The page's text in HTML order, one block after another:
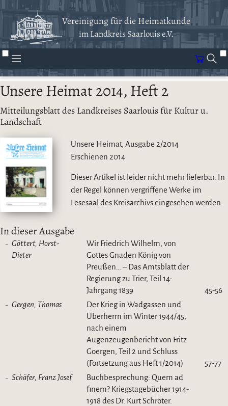
Vereinigung für die Heimatkunde
im Landkreis Saarlouis e.V.
Unsere Heimat 2014, Heft 2
Mitteilungsblatt des Landkreises Saarlouis für Kultur u.
Landschaft
Unsere Heimat, Ausgabe 2/2014
Erschienen 2014
Dieser Artikel ist leider nicht mehr lieferbar. In
der Regel können vergriffene Werke im
Lesesaal des Kreisarchivs eingesehen werden.
In dieser Ausgabe
Göttert, Horst-
Dieter
Wir Friedrich Wilhelm, von
Gottes Gnaden König von
Preußen… – Das Amtsblatt der
Regierung zu Trier, Teil 14:
Jahrgang 1839
45-56
Gergen, Thomas
Der Krieg in Wadgassen und
Überherrn im Winter 1944/45,
nach einem
Augenzeugenbericht von Fritz
Goergen, Teil 2 und Schluss
(Fortsetzung aus Heft 1/2014)
57-77
Schäfer, Franz Josef
Buchbesprechung: Quem ad
finem? Kriegstagebücher 1914-
1918 des Dr. Kurt Schröter.